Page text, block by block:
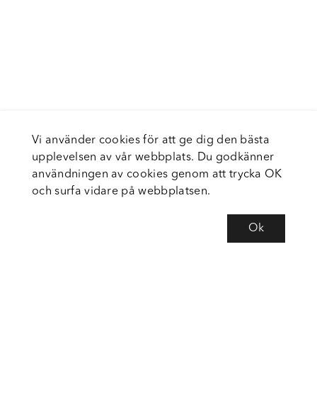
Vi använder cookies för att ge dig den bästa
upplevelsen av vår webbplats. Du godkänner
användningen av cookies genom att trycka OK
och surfa vidare på webbplatsen.
Ok